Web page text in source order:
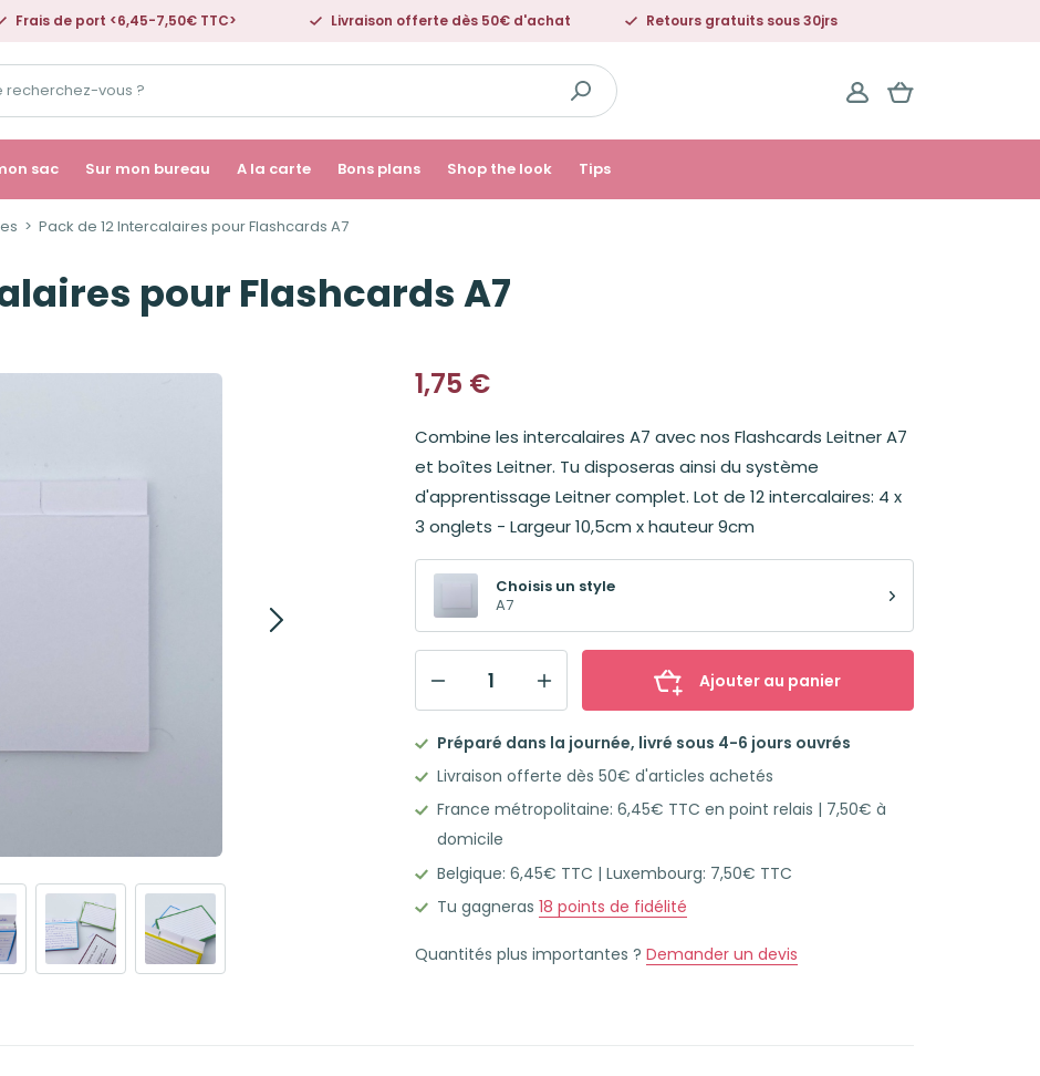
Frais de port <6,45-7,50€ TTC> Livraison offerte dès 50€ d'achat Retours gratuits sous 30jrs
sac Sur mon bureau A la carte Bons plans Shop the look Tips
Pack de 12 Intercalaires pour Flashcards A7
pour Flashcards A7
1,75 €
Combine les intercalaires A7 avec nos Flashcards Leitner A7
et boîtes Leitner. Tu disposeras ainsi du système
d'apprentissage Leitner complet. Lot de 12 intercalaires: 4 x
3 onglets - Largeur 10,5cm x hauteur 9cm
Choisis un style
A7
Pack
de
12
Intercalaires
pour
Flashcards
Ajouter au panier
Préparé dans la journée, livré sous 4-6 jours ouvrés
Livraison offerte dès 50€ d'articles achetés
France métropolitaine: 6,45€ TTC en point relais | 7,50€ à
domicile
Belgique: 6,45€ TTC | Luxembourg: 7,50€ TTC
Tu gagneras 18 points de fidélité
Quantités plus importantes ? Demander un devis